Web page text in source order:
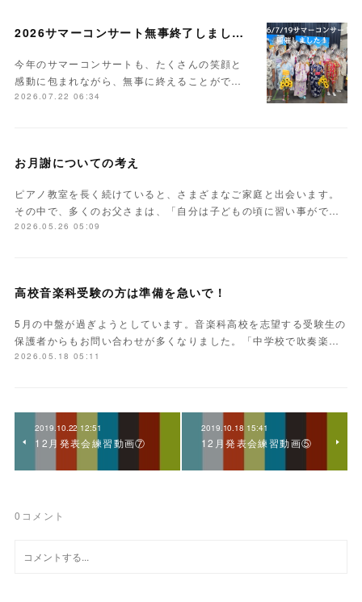
2026サマーコンサート無事終了しました。
今年のサマーコンサートも、たくさんの笑顔と
感動に包まれながら、無事に終えることがで…
2026.07.22 06:34
お月謝についての考え
ピアノ教室を長く続けていると、さまざまなご家庭と出会います。
その中で、多くのお父さまは、「自分は子どもの頃に習い事がで…
2026.05.26 05:09
高校音楽科受験の方は準備を急いで！
5月の中盤が過ぎようとしています。音楽科高校を志望する受験生の
保護者からもお問い合わせが多くなりました。「中学校で吹奏楽…
2026.05.18 05:11
2019.10.22 12:51
12月発表会練習動画⑦
2019.10.18 15:41
12月発表会練習動画⑤
0 コメント